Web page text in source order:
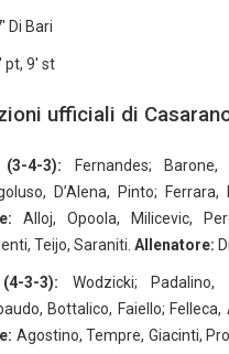
Di Bari
pt, 9′ st
ufficiali di
(3-4-3): Fernandes; Barone,
D’Alena, Pinto; Ferrara,
Alloj, Opoola, Milicevic,
Teijo, Saraniti. Allenatore:
(4-3-3): Wodzicki; Padalino,
Bottalico, Faiello;
Agostino, Tempre, Giacinti,